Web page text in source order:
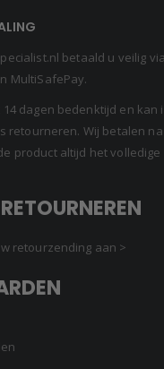
betaald u veilig
MultiSafePay.
dagen bedenktijd en kan
retourneren. Wij betalen
product altijd het
retourzending aan >